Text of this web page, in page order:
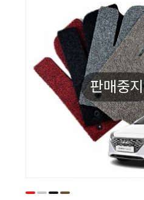
판매중지